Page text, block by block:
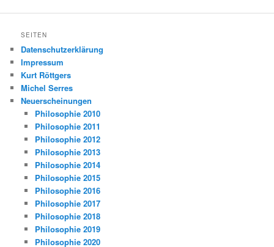
SEITEN
Datenschutzerklärung
Impressum
Kurt Röttgers
Michel Serres
Neuerscheinungen
Philosophie 2010
Philosophie 2011
Philosophie 2012
Philosophie 2013
Philosophie 2014
Philosophie 2015
Philosophie 2016
Philosophie 2017
Philosophie 2018
Philosophie 2019
Philosophie 2020